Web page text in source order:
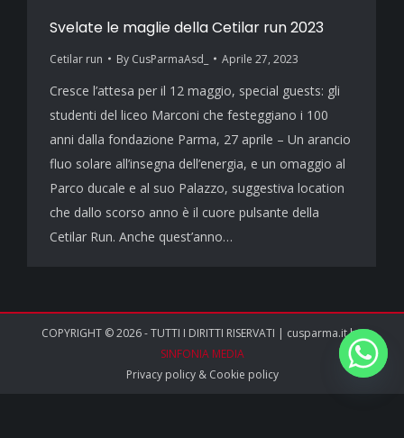
Svelate le maglie della Cetilar run 2023
Cetilar run By CusParmaAsd_ Aprile 27, 2023
Cresce l’attesa per il 12 maggio, special guests: gli
studenti del liceo Marconi che festeggiano i 100
anni dalla fondazione Parma, 27 aprile – Un arancio
fluo solare all’insegna dell’energia, e un omaggio al
Parco ducale e al suo Palazzo, suggestiva location
che dallo scorso anno è il cuore pulsante della
Cetilar Run. Anche quest’anno…
COPYRIGHT © 2026 - TUTTI I DIRITTI RISERVATI | cusparma.it by
SINFONIA MEDIA
Privacy policy& Cookie policy